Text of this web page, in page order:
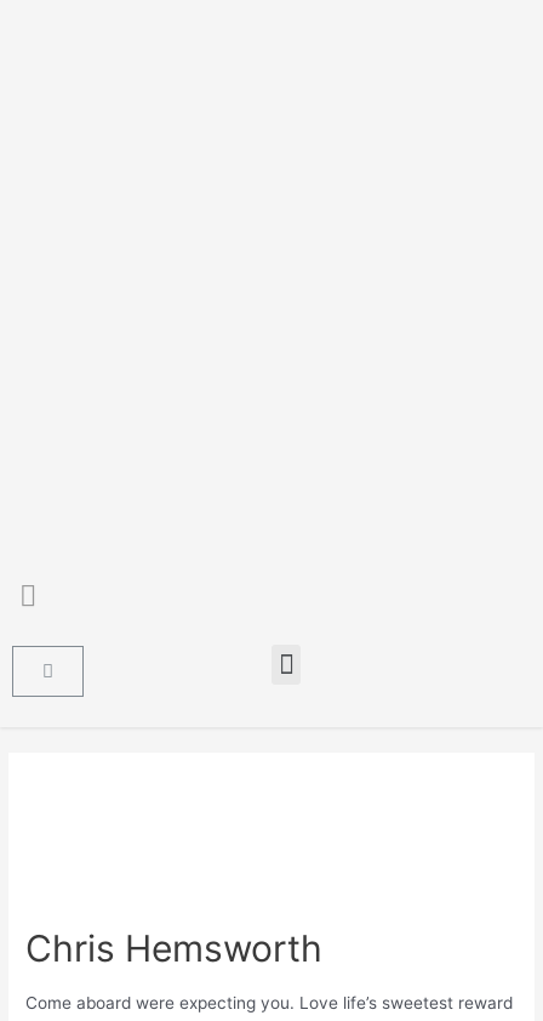
Chris Hemsworth
Come aboard were expecting you. Love life’s sweetest reward